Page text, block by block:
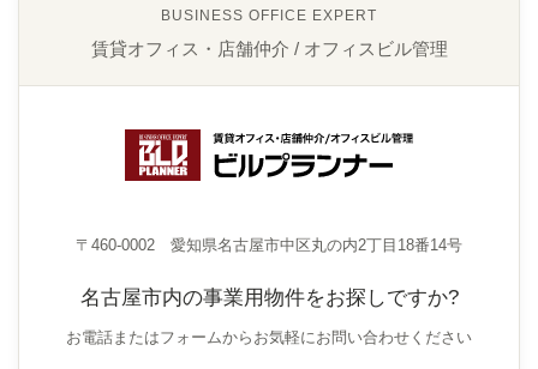
BUSINESS OFFICE EXPERT
賃貸オフィス・店舗仲介 / オフィスビル管理
〒460-0002 愛知県名古屋市中区丸の内2丁目18番14号
名古屋市内の事業用物件をお探しですか?
お電話またはフォームからお気軽にお問い合わせください